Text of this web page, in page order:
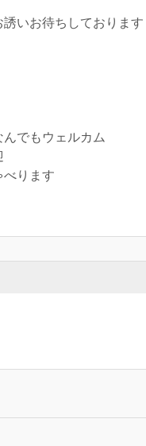
いお待ちしております
でもウェルカム
べります